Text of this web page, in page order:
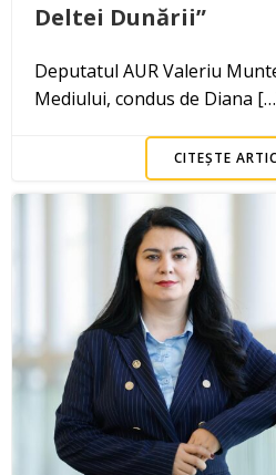
Deltei Dunării”
Deputatul AUR Valeriu
Mediului, condus de Diana
CITEȘTE